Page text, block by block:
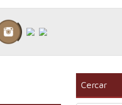
Cercar